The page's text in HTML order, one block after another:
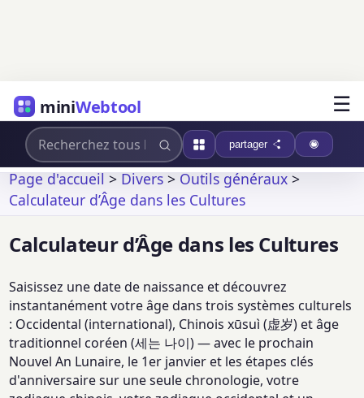
miniWebtool ☰
partager
Page d'accueil>Divers>Outils généraux>
Calculateur d’Âge dans les Cultures
Calculateur d’Âge dans les Cultures
Saisissez une date de naissance et découvrez
instantanément votre âge dans trois systèmes culturels
: Occidental (international), Chinois xūsuì (虚岁) et âge
traditionnel coréen (세는 나이) — avec le prochain
Nouvel An Lunaire, le 1er janvier et les étapes clés
d'anniversaire sur une seule chronologie, votre